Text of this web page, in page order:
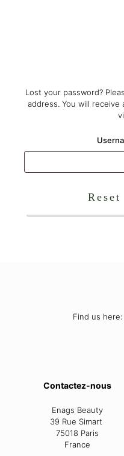
Lost your password?
address. You will
Find us here:
Contactez-nous
Enags Beauty
39 Rue Simart
75018 Paris
France